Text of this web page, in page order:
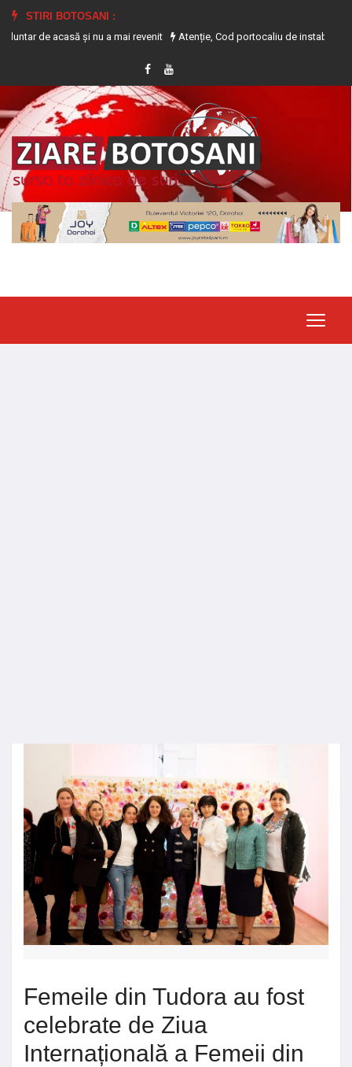
STIRI BOTOSANI :
și nu a mai revenit
Atenție, Cod portocaliu de instabilitate
Femeile din Tudora au fost
celebrate de Ziua
Internațională a Femeii din